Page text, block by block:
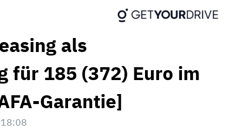
als
für 185 (372) Euro im
Garantie]
18:08